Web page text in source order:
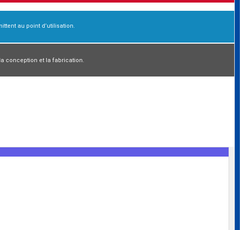
au point d’utilisation.
conception et la fabrication.